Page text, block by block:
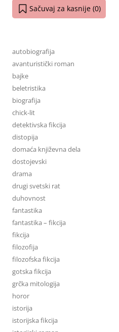
Sačuvaj za kasnije (0)
autobiografija
avanturistički roman
bajke
beletristika
biografija
chick-lit
detektivska fikcija
distopija
domaća književna dela
dostojevski
drama
drugi svetski rat
duhovnost
fantastika
fantastika – fikcija
fikcija
filozofija
filozofska fikcija
gotska fikcija
grčka mitologija
horor
istorija
istorijska fikcija